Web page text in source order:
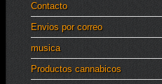
Contacto
Envios por correo
musica
Productos cannabicos